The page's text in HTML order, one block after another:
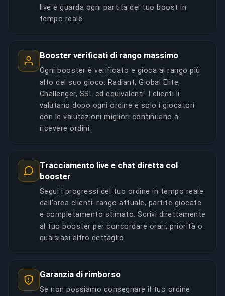
live e guarda ogni partita del tuo boost in
tempo reale.
Booster verificati di rango massimo
Ogni booster è verificato e gioca al rango più
alto del suo gioco: Radiant, Global Elite,
Challenger, SSL ed equivalenti. I clienti li
valutano dopo ogni ordine e solo i giocatori
con le valutazioni migliori continuano a
ricevere ordini.
Tracciamento live e chat diretta col
booster
Segui i progressi del tuo ordine in tempo reale
dall'area clienti: rango attuale, partite giocate
e completamento stimato. Scrivi direttamente
al tuo booster per concordare orari, priorità o
qualsiasi altro dettaglio.
Garanzia di rimborso
Se non possiamo consegnare il tuo ordine